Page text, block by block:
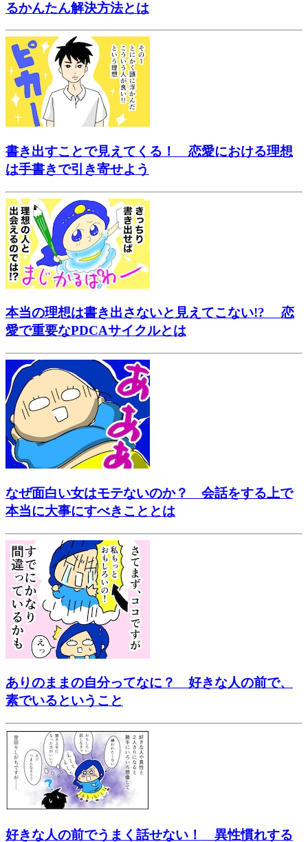
るかんたん解決方法とは
書き出すことで見えてくる！ 恋愛における理想
は手書きで引き寄せよう
本当の理想は書き出さないと見えてこない!? 恋
愛で重要なPDCAサイクルとは
なぜ面白い女はモテないのか？ 会話をする上で
本当に大事にすべきこととは
ありのままの自分ってなに？ 好きな人の前で、
素でいるということ
好きな人の前でうまく話せない！ 異性慣れする